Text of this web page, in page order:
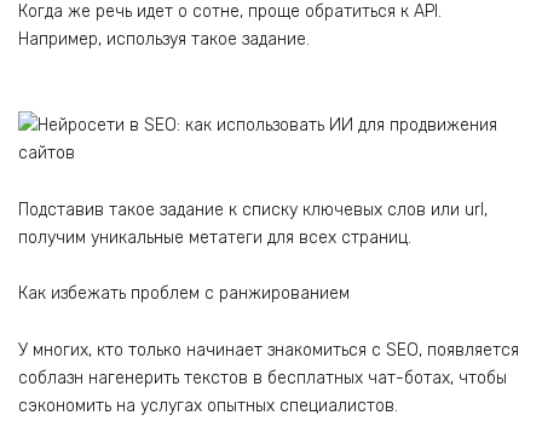
Когда же речь идет о сотне, проще обратиться к API.
Например, используя такое задание.
Подставив такое задание к списку ключевых слов или url,
получим уникальные метатеги для всех страниц.
Как избежать проблем с ранжированием
У многих, кто только начинает знакомиться с SEO, появляется
соблазн нагенерить текстов в бесплатных чат-ботах, чтобы
сэкономить на услугах опытных специалистов.